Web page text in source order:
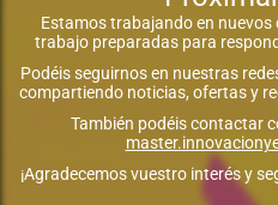
Estamos trabajando en
trabajo preparadas para
Podéis seguirnos en nuestras
compartiendo noticias, ofertas y
También podéis contactar
¡Agradecemos vuestro interés y